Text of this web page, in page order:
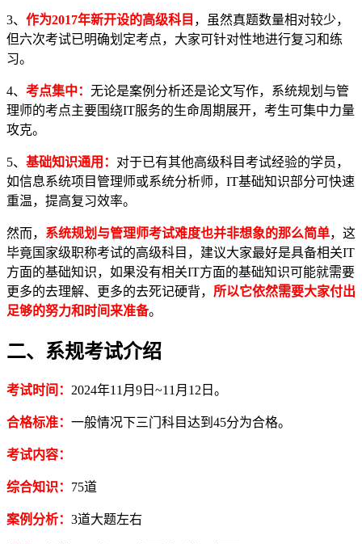
3、 作为2017年新开设的高级科目 ，虽然真题数量相对较少，
但六次考试已明确划定考点，大家可针对性地进行复习和练
习。
4、 考点集中： 无论是案例分析还是论文写作，系统规划与管
理师的考点主要围绕IT服务的生命周期展开，考生可集中力量
攻克。
5、 基础知识通用 ： 对于已有其他高级科目考试经验的学员，
如信息系统项目管理师或系统分析师，IT基础知识部分可快速
重温，提高复习效率。
然而， 系统规划与管理师考试难度也并非想象的那么简单，这
毕竟国家级职称考试的高级科目，建议大家最好是具备相关IT
方面的基础知识，如果没有相关IT方面的基础知识可能就需要
更多的去理解、更多的去死记硬背， 所以它依然需要大家付出
足够的努力和时间来准备。
二、系规考试介绍
考试时间： 2024年11月9日~11月12日。
合格标准： 一般情况下三门科目达到45分为合格。
考试内容：
综合知识： 75道
案例分析： 3道大题左右